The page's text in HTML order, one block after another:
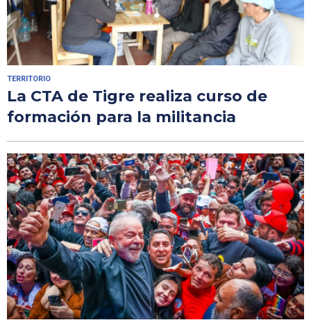
TERRITORIO
La CTA de Tigre realiza curso de
formación para la militancia